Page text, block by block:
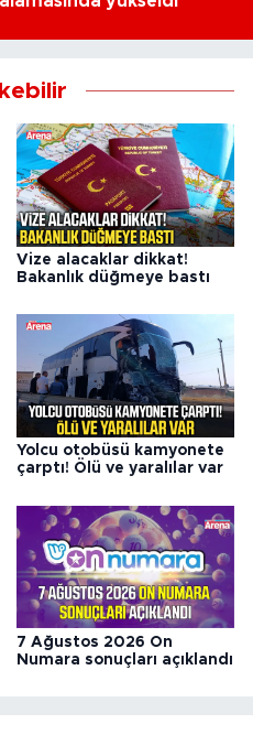
Vize alacaklar dikkat!
Bakanlık düğmeye bastı
Yolcu otobüsü kamyonete
çarptı! Ölü ve yaralılar var
7 Ağustos 2026 On
Numara sonuçları açıklandı